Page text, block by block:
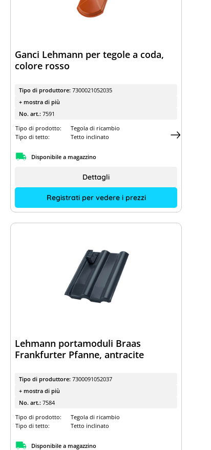
Ganci Lehmann per tegole a coda,
colore rosso
Tipo di produttore: 7300021052035
+ mostra di più
No. art.: 7591
Tipo di prodotto:
Tegola di ricambio
Tipo di tetto:
Tetto inclinato
Disponibile a magazzino
Registrati per vedere i prezzi
Dettagli
Lehmann portamoduli Braas
Frankfurter Pfanne, antracite
Tipo di produttore: 7300091052037
+ mostra di più
No. art.: 7584
Tipo di prodotto:
Tegola di ricambio
Tipo di tetto:
Tetto inclinato
Disponibile a magazzino